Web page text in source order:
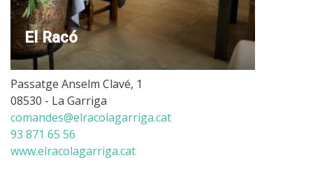
El Racó
Passatge Anselm Clavé, 1
08530 - La Garriga
comandes@elracolagarriga.cat
93 871 65 56
www.elracolagarriga.cat